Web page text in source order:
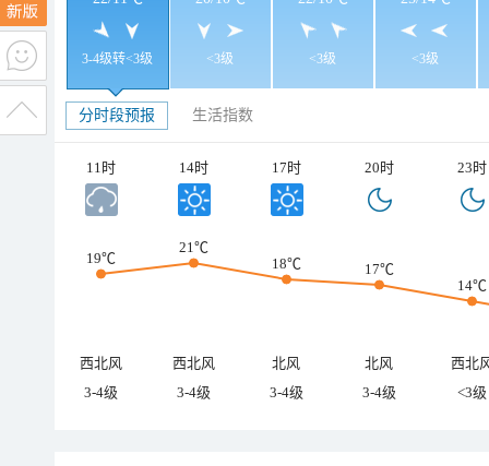
3-4级转<3级 <3级 <3级 <3级
分时段预报 生活指数
11时 14时 17时 20时 23时
19℃
21℃
18℃
17℃
14℃
西北风 西北风 北风 北风
西北
3-4级
3-4级 3-4级 3-4级 <3级